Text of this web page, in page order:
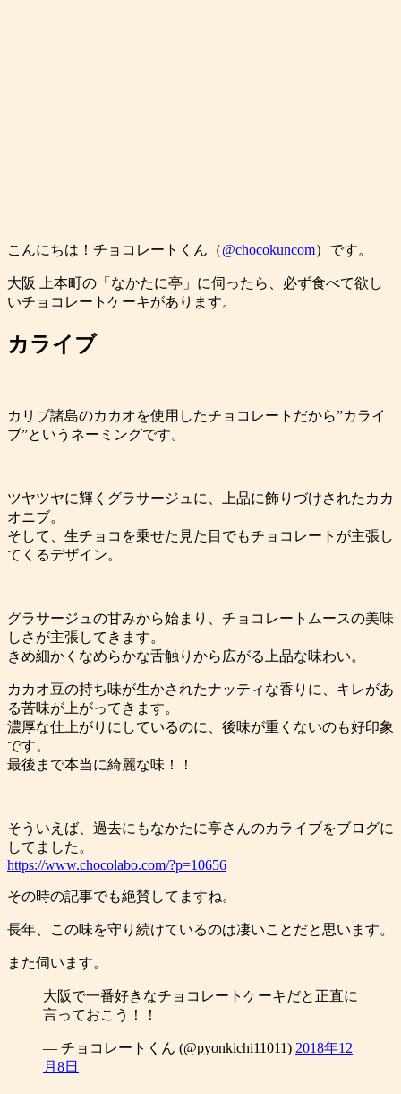
こんにちは！チョコレートくん（@chocokuncom）です。
大阪 上本町の「なかたに亭」に伺ったら、必ず食べて欲し
いチョコレートケーキがあります。
カライブ
カリブ諸島のカカオを使用したチョコレートだから”カライ
ブ”というネーミングです。
ツヤツヤに輝くグラサージュに、上品に飾りづけされたカカ
オニブ。
そして、生チョコを乗せた見た目でもチョコレートが主張し
てくるデザイン。
グラサージュの甘みから始まり、チョコレートムースの美味
しさが主張してきます。
きめ細かくなめらかな舌触りから広がる上品な味わい。
カカオ豆の持ち味が生かされたナッティな香りに、キレがあ
る苦味が上がってきます。
濃厚な仕上がりにしているのに、後味が重くないのも好印象
です。
最後まで本当に綺麗な味！！
そういえば、過去にもなかたに亭さんのカライブをブログに
してました。
https://www.chocolabo.com/?p=10656
その時の記事でも絶賛してますね。
長年、この味を守り続けているのは凄いことだと思います。
また伺います。
大阪で一番好きなチョコレートケーキだと正直に
言っておこう！！
— チョコレートくん (@pyonkichi11011) 2018年12
月8日